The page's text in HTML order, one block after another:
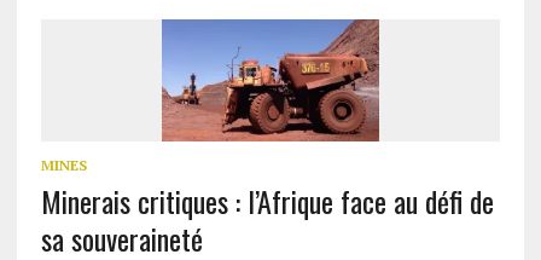
MINES
Minerais critiques : l’Afrique face au défi de
sa souveraineté